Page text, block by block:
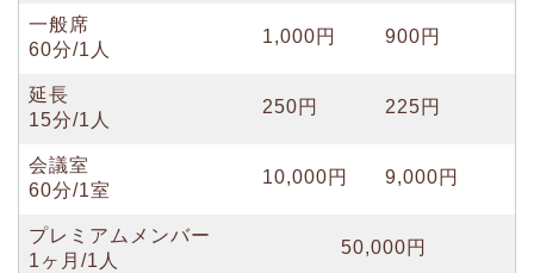
一般席
60分/1人
1,000円 900円
延長
15分/1人
250円 225円
会議室
60分/1室
10,000円 9,000円
プレミアムメンバー
1ヶ月/1人
50,000円